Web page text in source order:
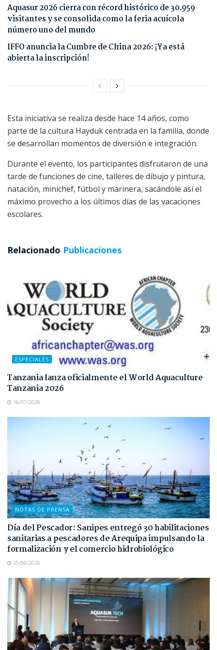
Aquasur 2026 cierra con récord histórico de 30.959
visitantes y se consolida como la feria acuícola
número uno del mundo
IFFO anuncia la Cumbre de China 2026: ¡Ya está
abierta la inscripción!
Esta iniciativa se realiza desde hace 14 años, como
parte de la cultura Hayduk centrada en la familia, donde
se desarrollan momentos de diversión e integración.
Durante el evento, los participantes disfrutaron de una
tarde de funciones de cine, talleres de dibujo y pintura,
natación, minichef, fútbol y marinera, sacándole así el
máximo provecho a los últimos días de las vacaciones
escolares.
Relacionado Publicaciones
ESPECIALES
Tanzania lanza oficialmente el World Aquaculture
Tanzania 2026
16/07/2026
NOTAS DE PRENSA
Día del Pescador: Sanipes entregó 30 habilitaciones
sanitarias a pescadores de Arequipa impulsando la
formalización y el comercio hidrobiológico
25/06/2026